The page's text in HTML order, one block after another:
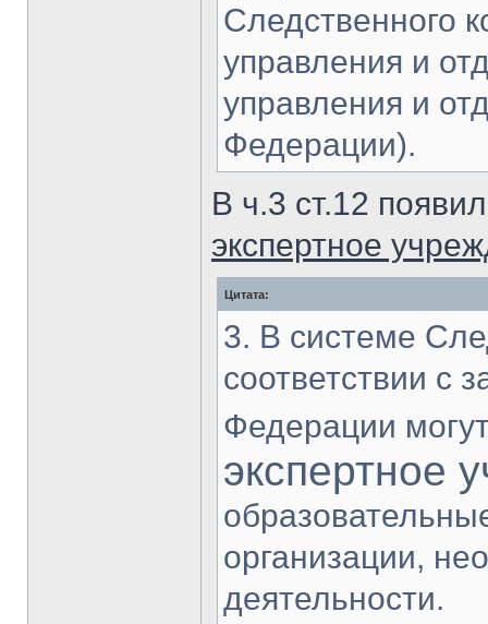
Следственного
управления и
управления и
Федерации).
В ч.3 ст.12
экспертное
Цитата:
3. В системе
соответствии с
Федерации
экспертное
организации,
деятельности.